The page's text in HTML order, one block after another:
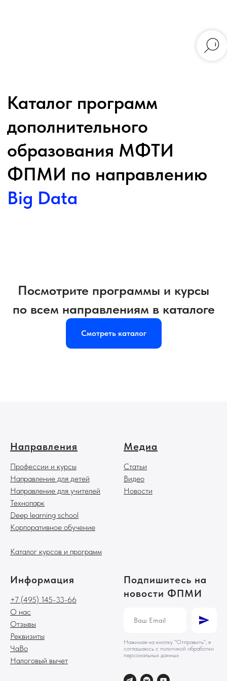
образования МФТИ
ФПМИ по направлению
Big Data
Посмотрите программы и курсы
по всем направлениям в каталоге
Смотреть каталог
Направления
Профессии и курсы
Направление для детей
Направление для учителей
Технопарк
Deep learning school
Корпоративное обучение
Каталог курсов и программ
Медиа
Статьи
Видео
Новости
Информация
+7 (495) 145-33-66
О нас
Отзывы
Реквизиты
ЧаВо
Налоговый вычет
Подпишитесь на
новости ФПМИ
Нажимая на кнопку "Отправить", я
соглашаюсь с политикой обработки
персональных данных